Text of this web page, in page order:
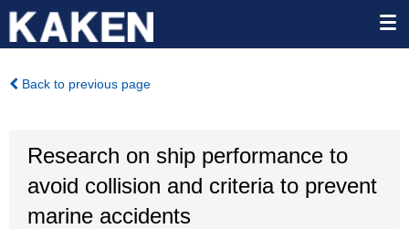
Back to previous page
Research on ship performance to
avoid collision and criteria to prevent
marine accidents